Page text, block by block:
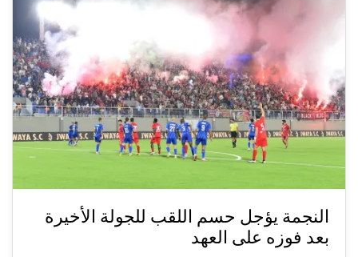
النجمة يؤجل حسم اللقب للجولة الأخيرة
بعد فوزه على العهد